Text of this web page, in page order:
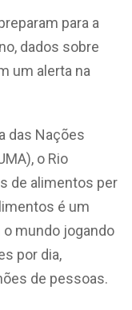
para a
dados sobre
um alerta na
das Nações
o Rio
de alimentos per
é um
mundo jogando
por dia,
de pessoas.